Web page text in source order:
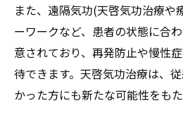
また、遠隔気功(天啓気功治療や
ーワークなど、患者の状態に合
意されており、再発防止や慢性
待できます。天啓気功治療は、
かった方にも新たな可能性をもた